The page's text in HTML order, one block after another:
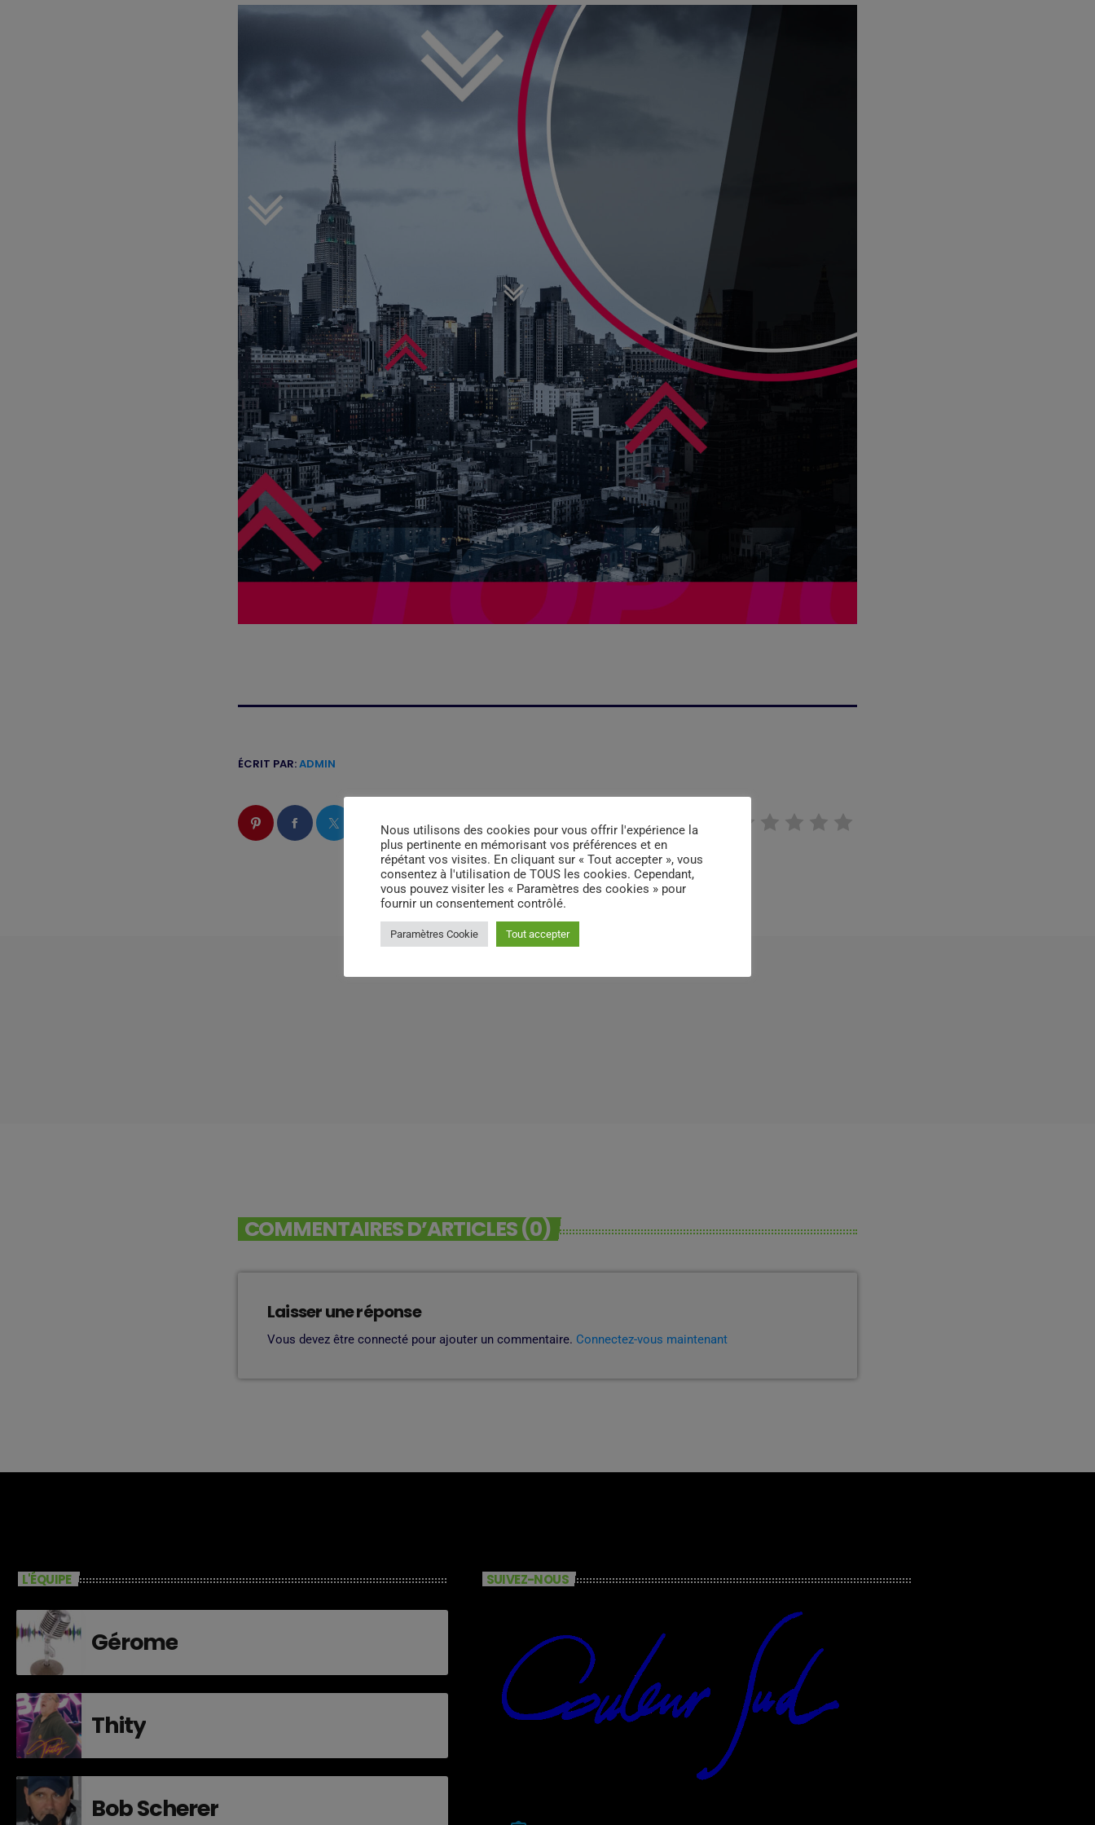
ÉCRIT PAR:ADMIN
email
COMMENTAIRES D’ARTICLES (0)
Laisser une réponse
Vous devez être connecté pour ajouter un commentaire. Connectez-vous maintenant
L'ÉQUIPE
Gérome
Thity
Bob Scherer
SUIVEZ-NOUS
Nous utilisons des cookies pour vous offrir l'expérience la
plus pertinente en mémorisant vos préférences et en
répétant vos visites. En cliquant sur « Tout accepter », vous
consentez à l'utilisation de TOUS les cookies. Cependant,
vous pouvez visiter les « Paramètres des cookies » pour
fournir un consentement contrôlé.
Paramètres Cookie Tout accepter